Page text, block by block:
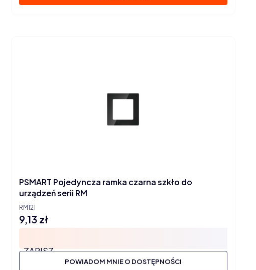
RM121
PSMART Pojedyncza ramka czarna szkło do
urządzeń serii RM
Cena
9,13 zł
ZAPISZ
POWIADOM MNIE O DOSTĘPNOŚCI